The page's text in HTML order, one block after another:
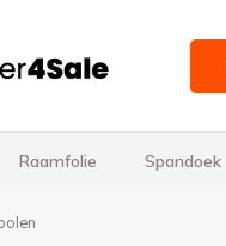
Raamfolie Spandoek